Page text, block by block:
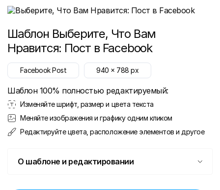
Шаблон Выберите, Что Вам
Нравится: Пост в Facebook
Facebook Post 940 x 788 px
Шаблон 100% полностью редактируемый:
Изменяйте шрифт, размер и цвета текста
Меняйте изображения и графику одним кликом
Редактируйте цвета, расположение элементов и другое
О шаблоне и редактировании